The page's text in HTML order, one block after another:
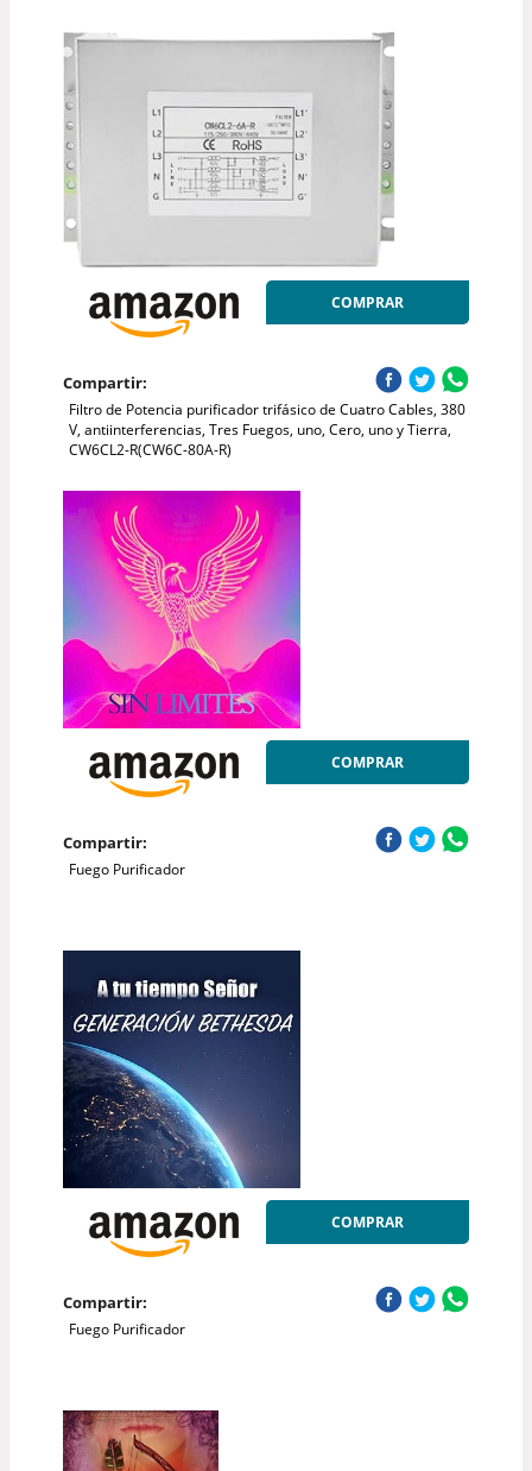
COMPRAR
Compartir:
Filtro de Potencia purificador trifásico de Cuatro Cables, 380
V, antiinterferencias, Tres Fuegos, uno, Cero, uno y Tierra,
CW6CL2-R(CW6C-80A-R)
COMPRAR
Compartir:
Fuego Purificador
COMPRAR
Compartir:
Fuego Purificador